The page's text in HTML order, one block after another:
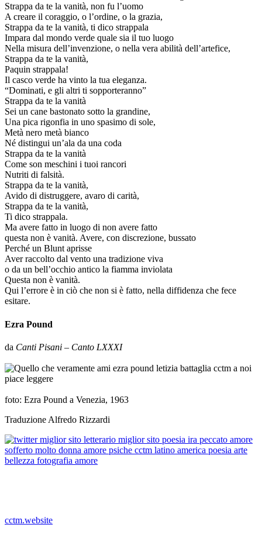
Strappa da te la vanità, non fu l’uomo
A creare il coraggio, o l’ordine, o la grazia,
Strappa da te la vanità, ti dico strappala
Impara dal mondo verde quale sia il tuo luogo
Nella misura dell’invenzione, o nella vera abilità dell’artefice,
Strappa da te la vanità,
Paquin strappala!
Il casco verde ha vinto la tua eleganza.
“Dominati, e gli altri ti sopporteranno”
Strappa da te la vanità
Sei un cane bastonato sotto la grandine,
Una pica rigonfia in uno spasimo di sole,
Metà nero metà bianco
Né distingui un’ala da una coda
Strappa da te la vanità
Come son meschini i tuoi rancori
Nutriti di falsità.
Strappa da te la vanità,
Avido di distruggere, avaro di carità,
Strappa da te la vanità,
Ti dico strappala.
Ma avere fatto in luogo di non avere fatto
questa non è vanità. Avere, con discrezione, bussato
Perché un Blunt aprisse
Aver raccolto dal vento una tradizione viva
o da un bell’occhio antico la fiamma inviolata
Questa non è vanità.
Qui l’errore è in ciò che non si è fatto, nella diffidenza che fece
esitare.
Ezra Pound
da Canti Pisani – Canto LXXXI
foto: Ezra Pound a Venezia, 1963
Traduzione Alfredo Rizzardi
cctm.website